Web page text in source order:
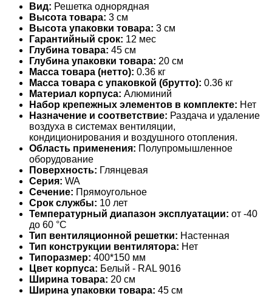
Вид: Решетка однорядная
Высота товара: 3 см
Высота упаковки товара: 3 см
Гарантийный срок: 12 мес
Глубина товара: 45 см
Глубина упаковки товара: 20 см
Масса товара (нетто): 0.36 кг
Масса товара с упаковкой (брутто): 0.36 кг
Материал корпуса: Алюминий
Набор крепежных элементов в комплекте: Нет
Назначение и соответствие: Раздача и удаление
воздуха в системах вентиляции,
кондиционирования и воздушного отопления.
Область применения: Полупромышленное
оборудование
Поверхность: Глянцевая
Серия: WA
Сечение: Прямоугольное
Срок службы: 10 лет
Температурный диапазон эксплуатации: от -40
до 60 °С
Тип вентиляционной решетки: Настенная
Тип конструкции вентилятора: Нет
Типоразмер: 400*150 мм
Цвет корпуса: Белый - RAL 9016
Ширина товара: 20 см
Ширина упаковки товара: 45 см